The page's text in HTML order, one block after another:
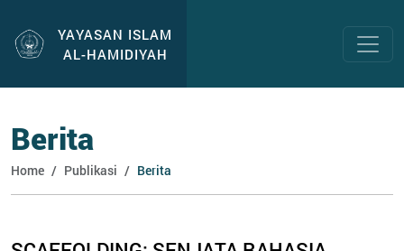
YAYASAN ISLAM
AL-HAMIDIYAH
Berita
Home Publikasi Berita